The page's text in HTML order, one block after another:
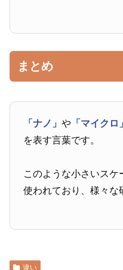
まとめ
「ナノ」や 「マイクロ」
を表す言葉です。
このような小さいスケ
使われており、様々な
違い